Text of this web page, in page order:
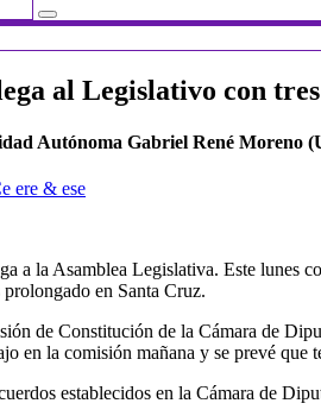
al Legislativo con
Autónoma Gabriel René Moreno
ere & ese
a la Asamblea Legislativa. Este lunes
en Santa Cruz.
de Constitución de la Cámara de
en la comisión mañana y se prevé que
establecidos en la Cámara de